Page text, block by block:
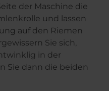
der Maschine die
und lassen
auf den Riemen
Sie sich,
in der
Sie dann die beiden